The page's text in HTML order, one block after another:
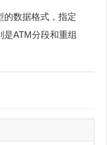
的数据格式，指定
是ATM分段和重组